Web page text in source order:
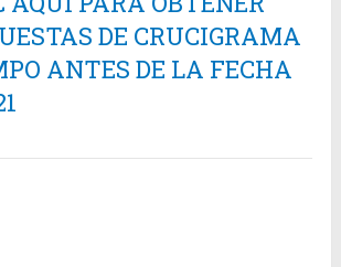
DE CRUCIGRAMA
ANTES DE LA FECHA